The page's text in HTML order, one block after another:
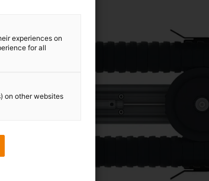
experiences on
for all
on other websites